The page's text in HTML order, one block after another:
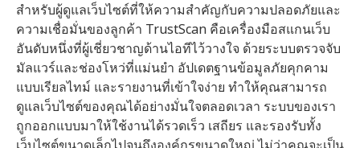
สำหรับผู้ดูแลเว็บไซต์ที่ให้ความสำคัญกับความปลอดภัยและ
ความเชื่อมั่นของลูกค้า TrustScan คือเครื่องมือสแกนเว็บ
อันดับหนึ่งที่ผู้เชี่ยวชาญด้านไอทีไว้วางใจ ด้วยระบบตรวจจับ
มัลแวร์และช่องโหว่ที่แม่นยำ อัปเดตฐานข้อมูลภัยคุกคาม
แบบเรียลไทม์ และรายงานที่เข้าใจง่าย ทำให้คุณสามารถ
ดูแลเว็บไซต์ของคุณได้อย่างมั่นใจตลอดเวลา ระบบของเรา
ถูกออกแบบมาให้ใช้งานได้รวดเร็ว เสถียร และรองรับทั้ง